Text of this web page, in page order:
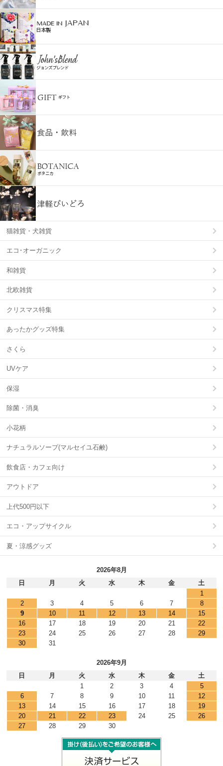
猫雑貨・犬雑貨
エコ･オーガニック
和雑貨
北欧雑貨
クリスマス特集
あったかグッズ特集
さくら
UVケア
保湿
除菌・消臭
小花柄
ナチュラルソープ(マルセイユ石鹸)
飲食店・カフェ向け
アウトドア
上代500円以下
エコ・アップサイクル
夏・涼感グッズ
2026年8月
日
月 火 水 木 金
土
1
2
3 4 5 6 7
8
9
10 11 12 13 14
15
16
17 18 19 20 21
22
23
24 25 26 27 28
29
30
31
2026年9月
日
月 火 水 木 金
土
1
2 3 4
5
6
7 8 9 10 11
12
13
14 15 16 17 18
19
20
21 22 23 24 25
26
27
28 29 30